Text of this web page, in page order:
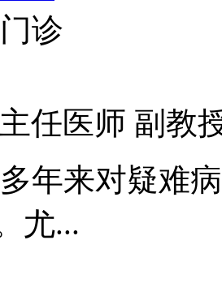
诊
任医师 副教
年来对疑难
尤...